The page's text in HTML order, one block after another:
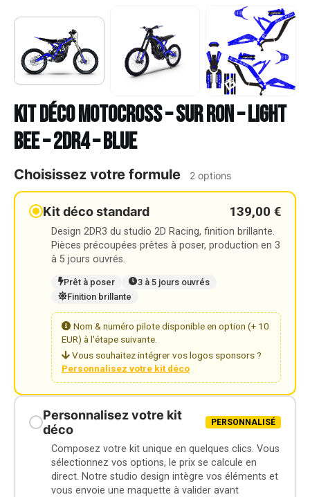
Kit déco Motocross – SUR RON – LIGHT
BEE – 2DR4 – BLUE
Choisissez votre formule 2 options
Kit déco standard 139,00 €
Design 2DR3 du studio 2D Racing, finition brillante.
Pièces précoupées prêtes à poser, production en 3
à 5 jours ouvrés.
Prêt à poser
3 à 5 jours ouvrés
Finition brillante
Nom & numéro pilote disponible en option (+ 10
EUR) à l'étape suivante.
Vous souhaitez intégrer vos logos sponsors ?
Personnalisez votre kit déco
Personnalisez votre kit
déco
PERSONNALISÉ
Composez votre kit unique en quelques clics. Vous
sélectionnez vos options, le prix se calcule en
direct. Notre studio design intègre vos éléments et
vous envoie une maquette à valider avant